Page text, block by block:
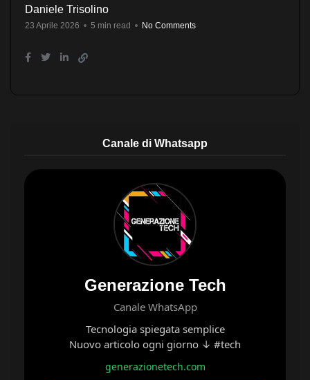
Daniele Trisolino
23 Aprile 2026 5 min read No Comments
Canale di Whatsapp
Generazione Tech
Canale WhatsApp
Tecnologia spiegata semplice
Nuovo articolo ogni giorno ↓ #tech
generazionetech.com